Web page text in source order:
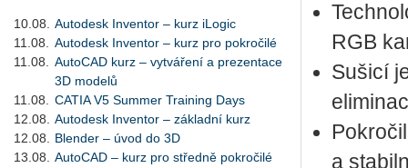
10.08.
Autodesk Inventor – kurz iLogic
11.08.
Autodesk Inventor – kurz pro pokročilé
11.08.
AutoCAD kurz – vytváření a prezentace
3D modelů
11.08.
CATIA V5 Summer Training Days
12.08.
Autodesk Inventor – základní kurz
12.08.
Blender – úvod do 3D
13.08.
AutoCAD – kurz pro středně pokročilé
RGB
Su­ši­cí
a